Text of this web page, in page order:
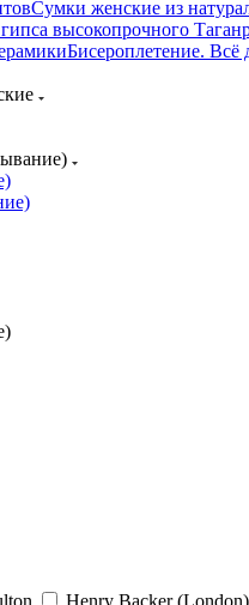
Сумки женские из
высокопрочного
Бисероплетение. Всё
Henry Backer (London)